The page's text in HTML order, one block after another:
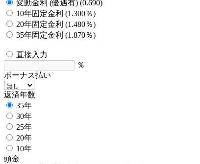
変動金利 (優遇有) (0.690)
10年固定金利 (1.300％)
20年固定金利 (1.480％)
35年固定金利 (1.870％)
直接入力
％
ボーナス払い
返済年数
35年
30年
25年
20年
10年
頭金